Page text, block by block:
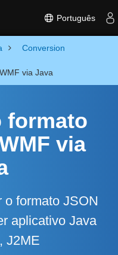
Português
Conversion
via Java
formato
via
formato JSON
aplicativo Java
J2ME